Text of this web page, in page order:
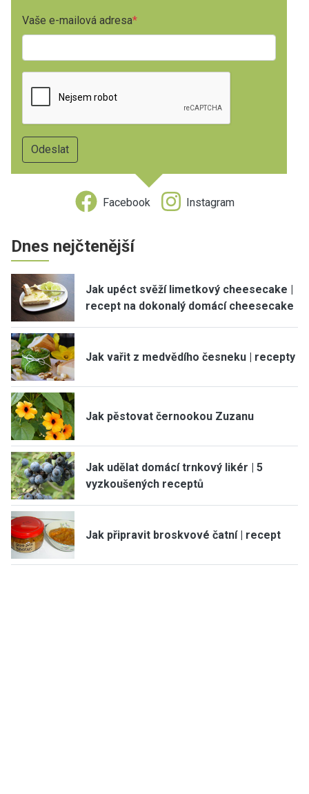
Vaše e-mailová adresa
Facebook Instagram
Dnes nejčtenější
Jak upéct svěží limetkový cheesecake |
recept na dokonalý domácí cheesecake
Jak vařit z medvědího česneku | recepty
Jak pěstovat černookou Zuzanu
Jak udělat domácí trnkový likér | 5
vyzkoušených receptů
Jak připravit broskvové čatní | recept